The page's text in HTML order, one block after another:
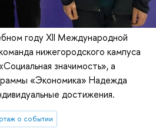
году XII Международной
нижегородского кампуса
значимость», а
«Экономика» Надежда
достижения.
о событии